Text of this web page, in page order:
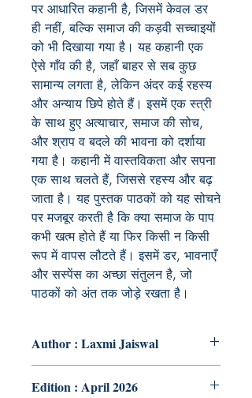
पर आधारित कहानी है, जिसमें केवल डर
ही नहीं, बल्कि समाज की कड़वी सच्चाइयों
को भी दिखाया गया है। यह कहानी एक
ऐसे गाँव की है, जहाँ बाहर से सब कुछ
सामान्य लगता है, लेकिन अंदर कई रहस्य
और अन्याय छिपे होते हैं। इसमें एक स्त्री
के साथ हुए अत्याचार, समाज की सोच,
और श्राप व बदले की भावना को दर्शाया
गया है। कहानी में वास्तविकता और सपना
एक साथ चलते हैं, जिससे रहस्य और बढ़
जाता है। यह पुस्तक पाठकों को यह सोचने
पर मजबूर करती है कि क्या समाज के पाप
कभी खत्म होते हैं या फिर किसी न किसी
रूप में वापस लौटते हैं। इसमें डर, भावनाएँ
और सस्पेंस का अच्छा संतुलन है, जो
पाठकों को अंत तक जोड़े रखता है।
Author : Laxmi Jaiswal
Edition : April 2026